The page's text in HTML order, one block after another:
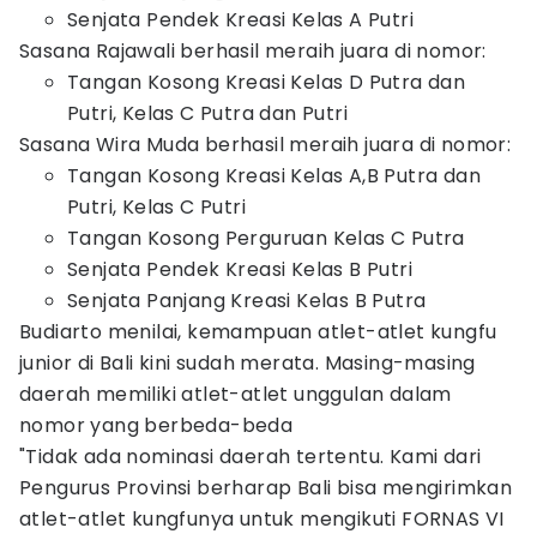
Senjata Pendek Kreasi Kelas A Putri
Sasana Rajawali berhasil meraih juara di nomor:
Tangan Kosong Kreasi Kelas D Putra dan
Putri, Kelas C Putra dan Putri
Sasana Wira Muda berhasil meraih juara di nomor:
Tangan Kosong Kreasi Kelas A,B Putra dan
Putri, Kelas C Putri
Tangan Kosong Perguruan Kelas C Putra
Senjata Pendek Kreasi Kelas B Putri
Senjata Panjang Kreasi Kelas B Putra
Budiarto menilai, kemampuan atlet-atlet kungfu
junior di Bali kini sudah merata. Masing-masing
daerah memiliki atlet-atlet unggulan dalam
nomor yang berbeda-beda
"Tidak ada nominasi daerah tertentu. Kami dari
Pengurus Provinsi berharap Bali bisa mengirimkan
atlet-atlet kungfunya untuk mengikuti FORNAS VI